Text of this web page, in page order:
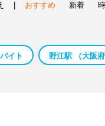
おすすめ 新着
イト 野江駅 （大阪